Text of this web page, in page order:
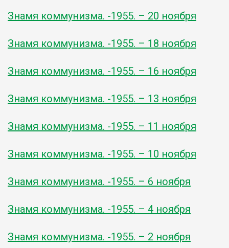
Знамя коммунизма. -1955. – 20 ноября
Знамя коммунизма. -1955. – 18 ноября
Знамя коммунизма. -1955. – 16 ноября
Знамя коммунизма. -1955. – 13 ноября
Знамя коммунизма. -1955. – 11 ноября
Знамя коммунизма. -1955. – 10 ноября
Знамя коммунизма. -1955. – 6 ноября
Знамя коммунизма. -1955. – 4 ноября
Знамя коммунизма. -1955. – 2 ноября